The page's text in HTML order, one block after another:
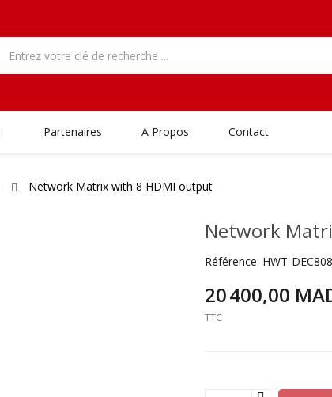
Partenaires A Propos Contact
Network Matrix with 8 HDMI output
Network
Référence: HWT-DEC808
20 400,00
TTC